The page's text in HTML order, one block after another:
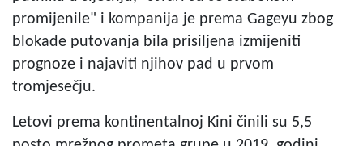
promijenile" i kompanija je prema Gageyu zbog
blokade putovanja bila prisiljena izmijeniti
prognoze i najaviti njihov pad u prvom
tromjesečju.
Letovi prema kontinentalnoj Kini činili su 5,5